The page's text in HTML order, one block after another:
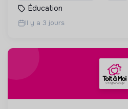
Éducation
Il y a 3 jours